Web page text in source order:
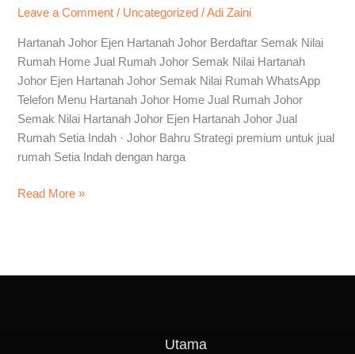
Leave a Comment / Uncategorized /Adi Zaini
Hartanah Johor Ejen Hartanah Johor Berdaftar Semak Nilai
Rumah Home Jual Rumah Johor Semak Nilai Hartanah
Johor Ejen Hartanah Johor Semak Nilai Rumah WhatsApp
Telefon Menu Hartanah Johor Home Jual Rumah Johor
Semak Nilai Hartanah Johor Ejen Hartanah Johor Jual
Rumah Setia Indah · Johor Bahru Strategi premium untuk jual
rumah Setia Indah dengan harga
Indah
Ejen
Hartanah
Johor
Bahru
Read More »
Utama